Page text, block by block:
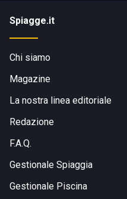
Spiagge.it
Chi siamo
Magazine
La nostra linea editoriale
Redazione
F.A.Q.
Gestionale Spiaggia
Gestionale Piscina